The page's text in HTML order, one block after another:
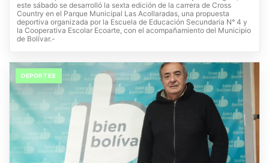
este sábado se desarrolló la sexta edición de la carrera de Cross
Country en el Parque Municipal Las Acollaradas, una propuesta
deportiva organizada por la Escuela de Educación Secundaria N° 4 y
la Cooperativa Escolar Ecoarte, con el acompañamiento del Municipio
de Bolívar.-
DEPORTES